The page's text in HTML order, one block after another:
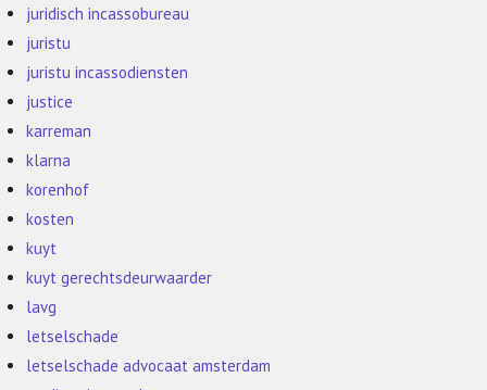
juridisch incassobureau
juristu
juristu incassodiensten
justice
karreman
klarna
korenhof
kosten
kuyt
kuyt gerechtsdeurwaarder
lavg
letselschade
letselschade advocaat amsterdam